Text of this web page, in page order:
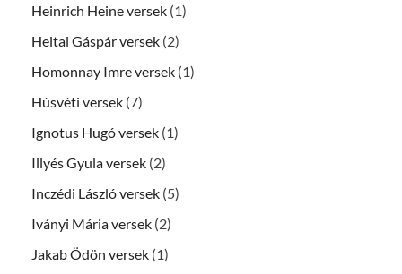
Heinrich Heine versek (1)
Heltai Gáspár versek (2)
Homonnay Imre versek (1)
Húsvéti versek (7)
Ignotus Hugó versek (1)
Illyés Gyula versek (2)
Inczédi László versek (5)
Iványi Mária versek (2)
Jakab Ödön versek (1)